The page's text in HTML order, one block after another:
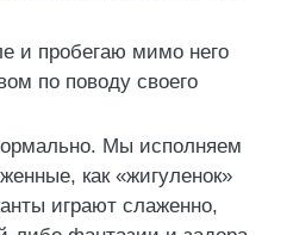
и пробегаю мимо него
по поводу своего
Мы исполняем
как «жигуленок»
играют слаженно,